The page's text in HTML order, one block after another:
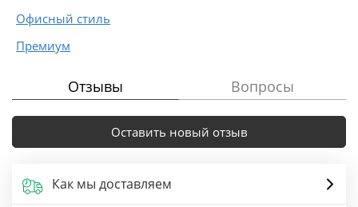
Офисный стиль
Премиум
Отзывы Вопросы
Оставить новый отзыв
Как мы доставляем